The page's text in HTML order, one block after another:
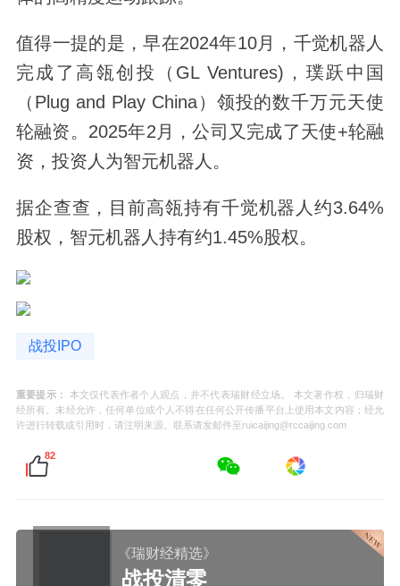
值得一提的是，早在2024年10月，千觉机器人
完成了高瓴创投（GL Ventures)，璞跃中国
（Plug and Play China）领投的数千万元天使
轮融资。2025年2月，公司又完成了天使+轮融
资，投资人为智元机器人。
据企查查，目前高瓴持有千觉机器人约3.64%
股权，智元机器人持有约1.45%股权。
战投IPO
重要提示：
本文仅代表作者个人观点，并不代表瑞财经立场。 本文著作权，归瑞财
经所有。未经允许，任何单位或个人不得在任何公开传播平台上使用本文内容；经允
许进行转载或引用时，请注明来源。联系请发邮件至ruicaijing@rccaijing.com
82
《瑞财经精选》
战投清零